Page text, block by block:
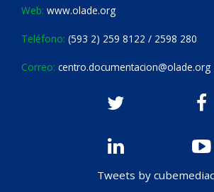
Web: www.olade.org
Teléfono: (593 2) 259 8122 / 2598 280
Correo: centro.documentacion@olade.org
Tweets by